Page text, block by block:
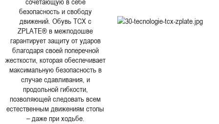
безопасность и свободу
движений. Обувь TCX с
ZPLATE® в межподошве
гарантирует защиту от ударов
благодаря своей поперечной
жесткости, которая обеспечивает
максимальную безопасность в
случае сдавливания, и
продольной гибкости,
позволяющей следовать всем
естественным движениям стопы
– даже при ходьбе.